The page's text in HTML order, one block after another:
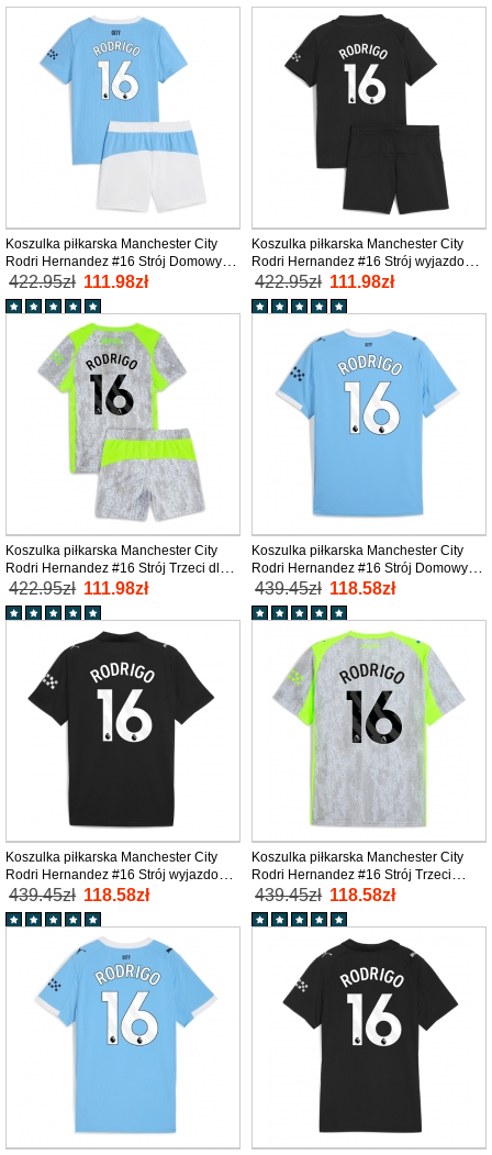
Koszulka piłkarska Manchester City
Rodri Hernandez #16 Strój Domowy
dla dzieci 2025-26 tanio Krótki Rękaw
(+ Krótkie spodenki)
422.95zł 111.98zł
Koszulka piłkarska Manchester City
Rodri Hernandez #16 Strój wyjazdowy
dla dzieci 2025-26 tanio Krótki Rękaw
(+ Krótkie spodenki)
422.95zł 111.98zł
Koszulka piłkarska Manchester City
Rodri Hernandez #16 Strój Trzeci dla
dzieci 2025-26 tanio Krótki Rękaw (+
Krótkie spodenki)
422.95zł 111.98zł
Koszulka piłkarska Manchester City
Rodri Hernandez #16 Strój Domowy
2025-26 tanio Krótki Rękaw
439.45zł 118.58zł
Koszulka piłkarska Manchester City
Rodri Hernandez #16 Strój wyjazdowy
2025-26 tanio Krótki Rękaw
439.45zł 118.58zł
Koszulka piłkarska Manchester City
Rodri Hernandez #16 Strój Trzeci
2025-26 tanio Krótki Rękaw
439.45zł 118.58zł